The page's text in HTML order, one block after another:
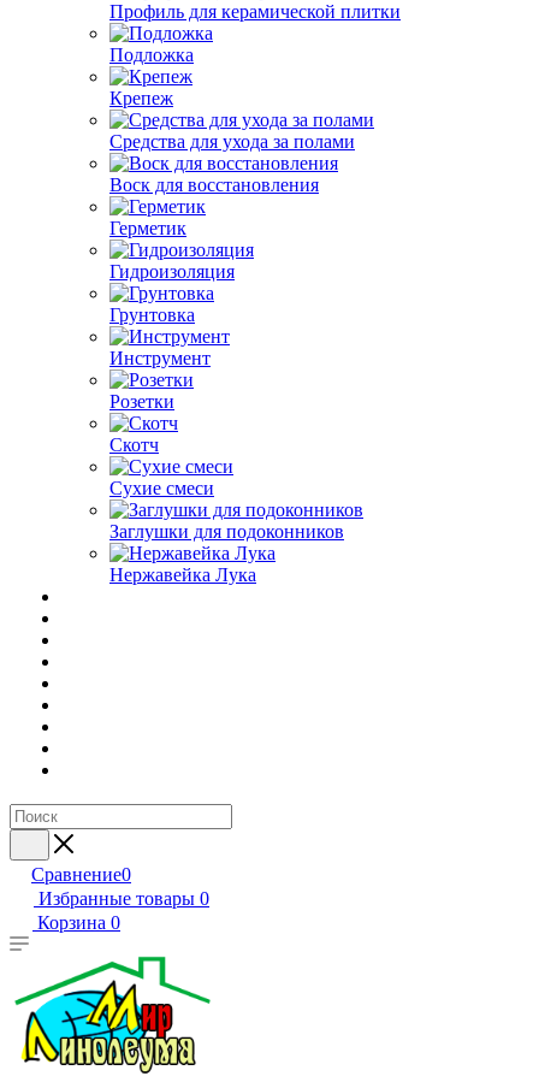
Профиль для керамической плитки
Подложка
Крепеж
Средства для ухода за полами
Воск для восстановления
Герметик
Гидроизоляция
Грунтовка
Инструмент
Розетки
Скотч
Сухие смеси
Заглушки для подоконников
Нержавейка Лука
Сравнение0
Избранные товары 0
Корзина 0